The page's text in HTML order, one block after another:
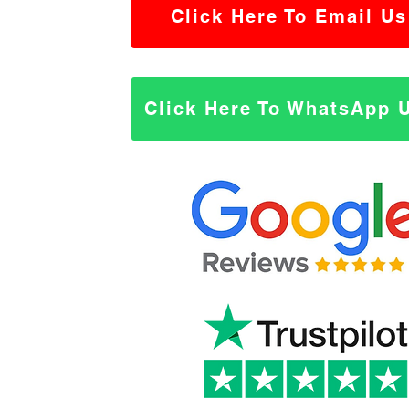
Click Here To Email Us
Click Here To WhatsApp